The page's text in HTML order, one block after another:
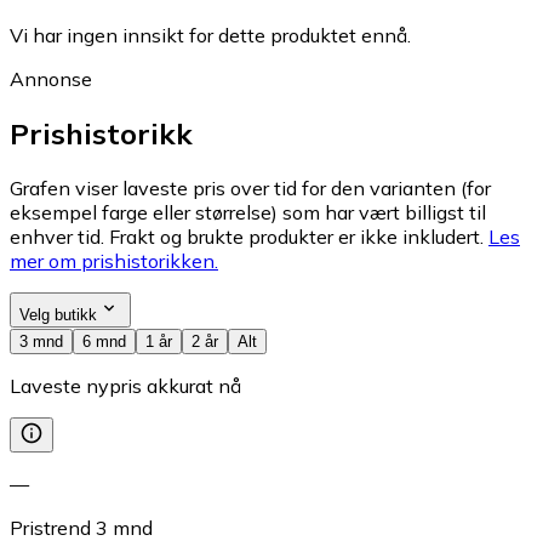
Vi har ingen innsikt for dette produktet ennå.
Annonse
Prishistorikk
Grafen viser laveste pris over tid for den varianten (for
eksempel farge eller størrelse) som har vært billigst til
enhver tid. Frakt og brukte produkter er ikke inkludert. Les
mer om prishistorikken.
Velg butikk
3 mnd
6 mnd 1 år 2 år Alt
Laveste nypris akkurat nå
—
Pristrend 3 mnd